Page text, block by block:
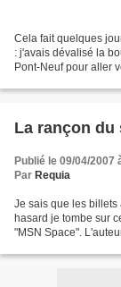
Cela fait quelques
: j'avais dévalisé la
Pont-Neuf pour aller
La rançon du
Publié le 09/04/2007
Par Requia
Je sais que les
hasard je tombe sur
"MSN Space".